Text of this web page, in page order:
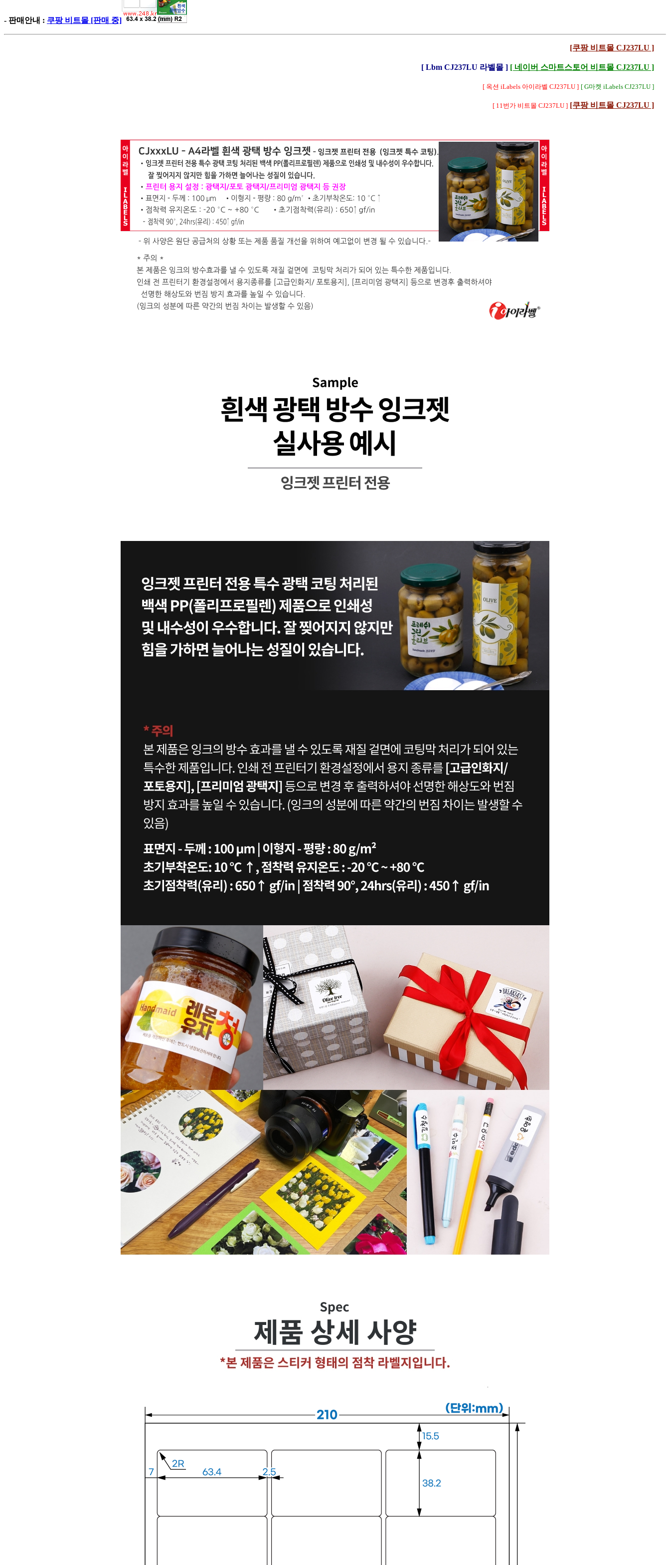
- 판매안내 : 쿠팡 비트몰 [판매 중]
[쿠팡 비트몰 CJ237LU ]
[ Lbm CJ237LU 라벨몰 ] [ 네이버 스마트스토어 비트몰 CJ237LU ]
[ 옥션 iLabels 아이라벨 CJ237LU ] [ G마켓 iLabels CJ237LU ]
[ 11번가 비트몰 CJ237LU ] [쿠팡 비트몰 CJ237LU ]